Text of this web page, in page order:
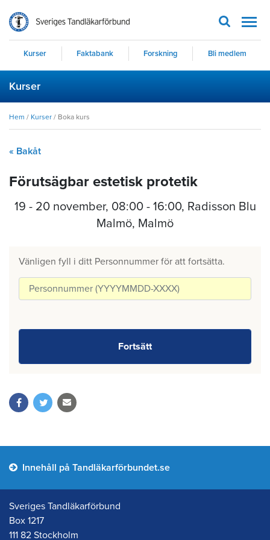
Kurser Faktabank Forskning Bli medlem
Kurser
Hem / Kurser / Boka kurs
« Bakåt
Förutsägbar estetisk protetik
19 - 20 november, 08:00 - 16:00, Radisson Blu
Malmö, Malmö
Vänligen fyll i ditt Personnummer för att fortsätta.
Innehåll på Tandläkarförbundet.se
Sveriges Tandläkarförbund
Box 1217
111 82 Stockholm